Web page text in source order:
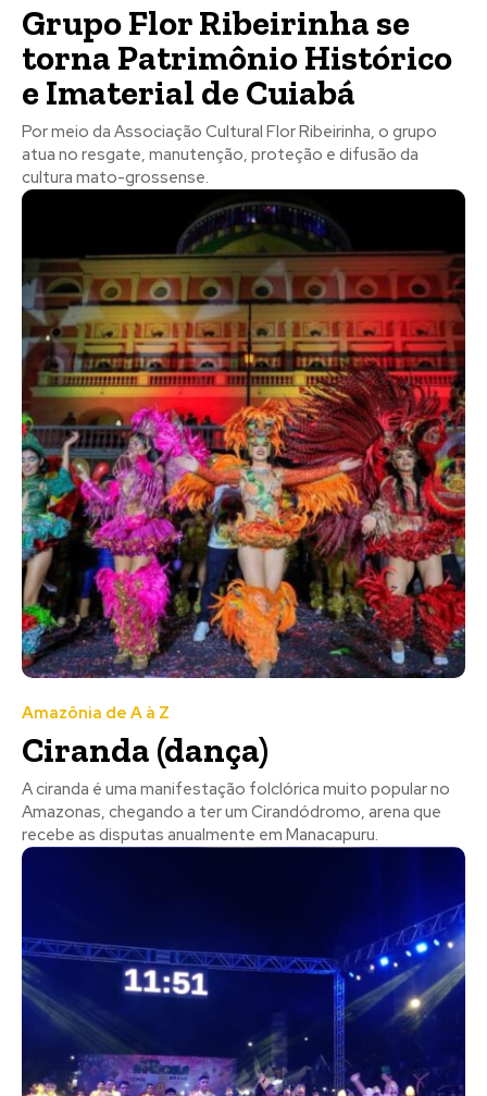
Grupo Flor Ribeirinha se
torna Patrimônio Histórico
e Imaterial de Cuiabá
Por meio da Associação Cultural Flor Ribeirinha, o grupo
atua no resgate, manutenção, proteção e difusão da
cultura mato-grossense.
Amazônia de A à Z
Ciranda (dança)
A ciranda é uma manifestação folclórica muito popular no
Amazonas, chegando a ter um Cirandódromo, arena que
recebe as disputas anualmente em Manacapuru.